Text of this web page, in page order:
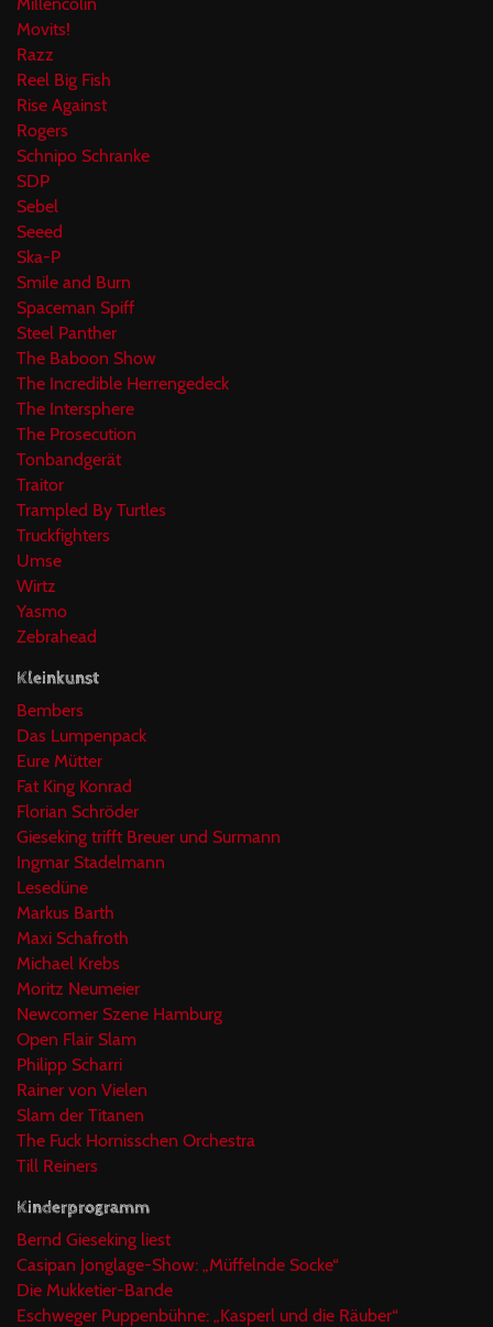
Movits!
Razz
Reel Big Fish
Rise Against
Rogers
Schnipo Schranke
SDP
Sebel
Seeed
Ska-P
Smile and Burn
Spaceman Spiff
Steel Panther
The Baboon Show
The Incredible Herrengedeck
The Intersphere
The Prosecution
Tonbandgerät
Traitor
Trampled By Turtles
Truckfighters
Umse
Wirtz
Yasmo
Zebrahead
Kleinkunst
Bembers
Das Lumpenpack
Eure Mütter
Fat King Konrad
Florian Schröder
Gieseking trifft Breuer und Surmann
Ingmar Stadelmann
Lesedüne
Markus Barth
Maxi Schafroth
Michael Krebs
Moritz Neumeier
Newcomer Szene Hamburg
Open Flair Slam
Philipp Scharri
Rainer von Vielen
Slam der Titanen
The Fuck Hornisschen Orchestra
Till Reiners
Kinderprogramm
Bernd Gieseking liest
Casipan Jonglage-Show: „Müffelnde Socke“
Die Mukketier-Bande
Eschweger Puppenbühne: „Kasperl und die Räuber“